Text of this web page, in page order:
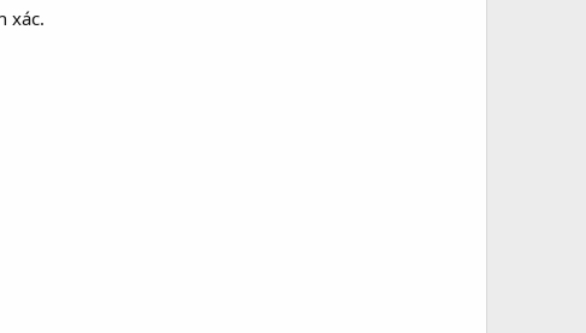
xác.